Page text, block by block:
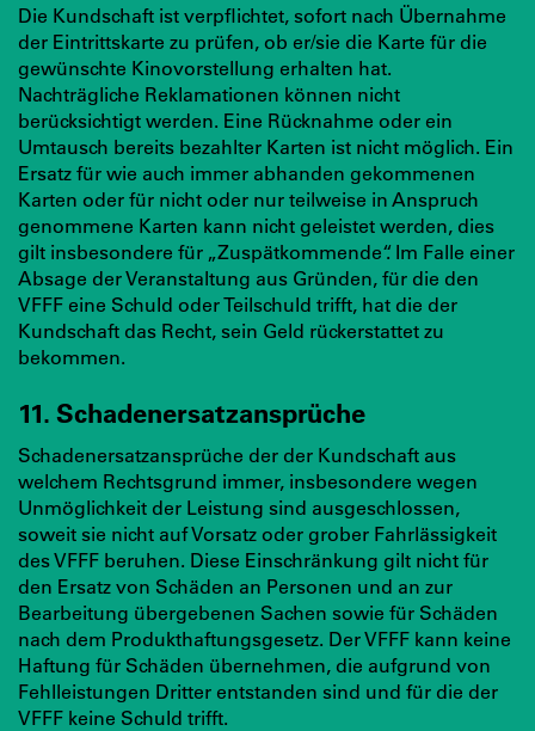
Die Kundschaft ist verpflichtet, sofort nach Übernahme
der Eintrittskarte zu prüfen, ob er/sie die Karte für die
gewünschte Kinovorstellung erhalten hat.
Nachträgliche Reklamationen können nicht
berücksichtigt werden. Eine Rücknahme oder ein
Umtausch bereits bezahlter Karten ist nicht möglich. Ein
Ersatz für wie auch immer abhanden gekommenen
Karten oder für nicht oder nur teilweise in Anspruch
genommene Karten kann nicht geleistet werden, dies
gilt insbesondere für „Zuspätkommende“. Im Falle einer
Absage der Veranstaltung aus Gründen, für die den
VFFF eine Schuld oder Teilschuld trifft, hat die der
Kundschaft das Recht, sein Geld rückerstattet zu
bekommen.
11. Schadenersatzansprüche
Schadenersatzansprüche der der Kundschaft aus
welchem Rechtsgrund immer, insbesondere wegen
Unmöglichkeit der Leistung sind ausgeschlossen,
soweit sie nicht auf Vorsatz oder grober Fahrlässigkeit
des VFFF beruhen. Diese Einschränkung gilt nicht für
den Ersatz von Schäden an Personen und an zur
Bearbeitung übergebenen Sachen sowie für Schäden
nach dem Produkthaftungsgesetz. Der VFFF kann keine
Haftung für Schäden übernehmen, die aufgrund von
Fehlleistungen Dritter entstanden sind und für die der
VFFF keine Schuld trifft.